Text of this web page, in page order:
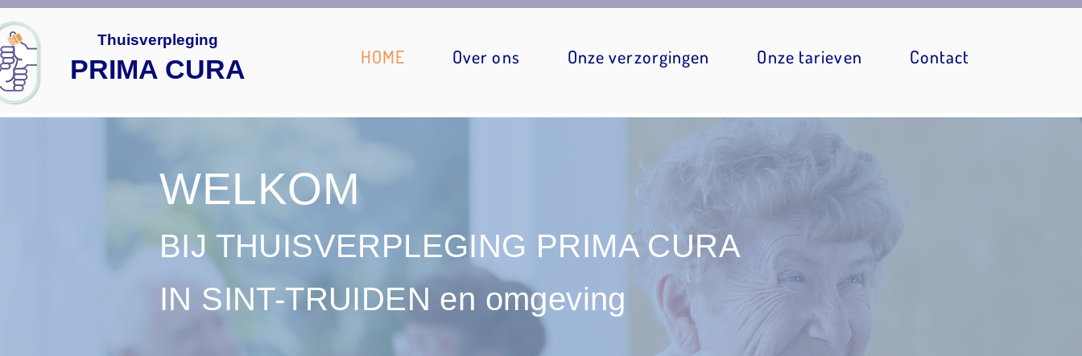
Thuisverpleging
PRIMA CURA HOME Over ons Onze verzorgingen Onze tarieven Contact
WELKOM
BIJ THUISVERPLEGING PRIMA CURA
IN SINT-TRUIDEN en omgeving